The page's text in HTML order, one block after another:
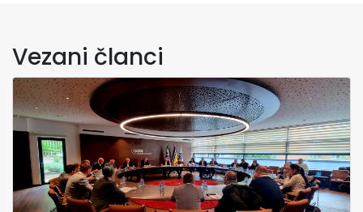
Vezani članci